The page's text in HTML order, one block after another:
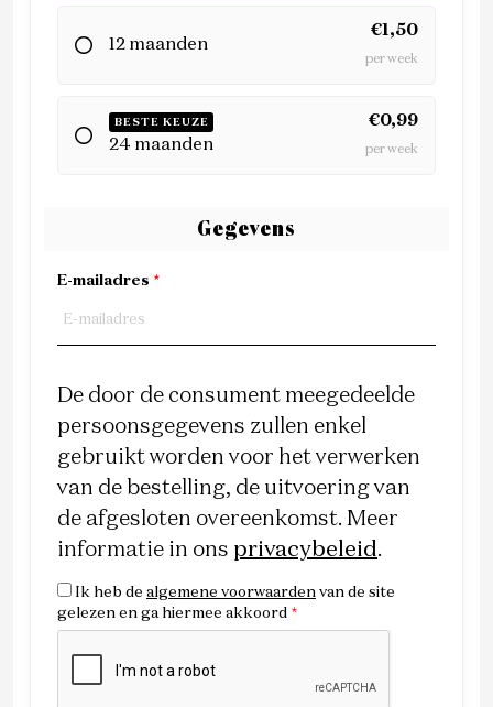
12 maanden
€1,50
per week
BESTE KEUZE
24 maanden
€0,99
per week
Gegevens
E-mailadres *
De door de consument meegedeelde
persoonsgegevens zullen enkel
gebruikt worden voor het verwerken
van de bestelling, de uitvoering van
de afgesloten overeenkomst. Meer
informatie in ons privacybeleid.
Ik heb de algemene voorwaarden van de site
gelezen en ga hiermee akkoord *